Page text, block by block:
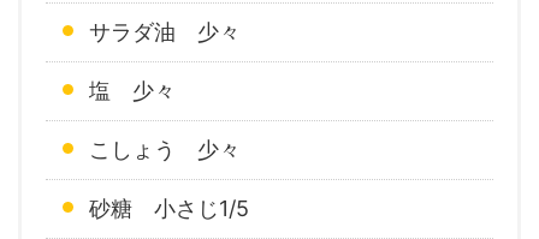
サラダ油 少々
塩 少々
こしょう 少々
砂糖 小さじ1/5